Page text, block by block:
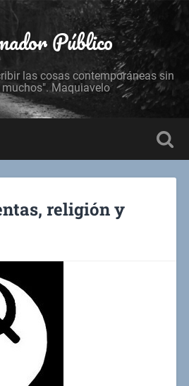
Público
las cosas contemporáneas sin
Maquiavelo
religión y